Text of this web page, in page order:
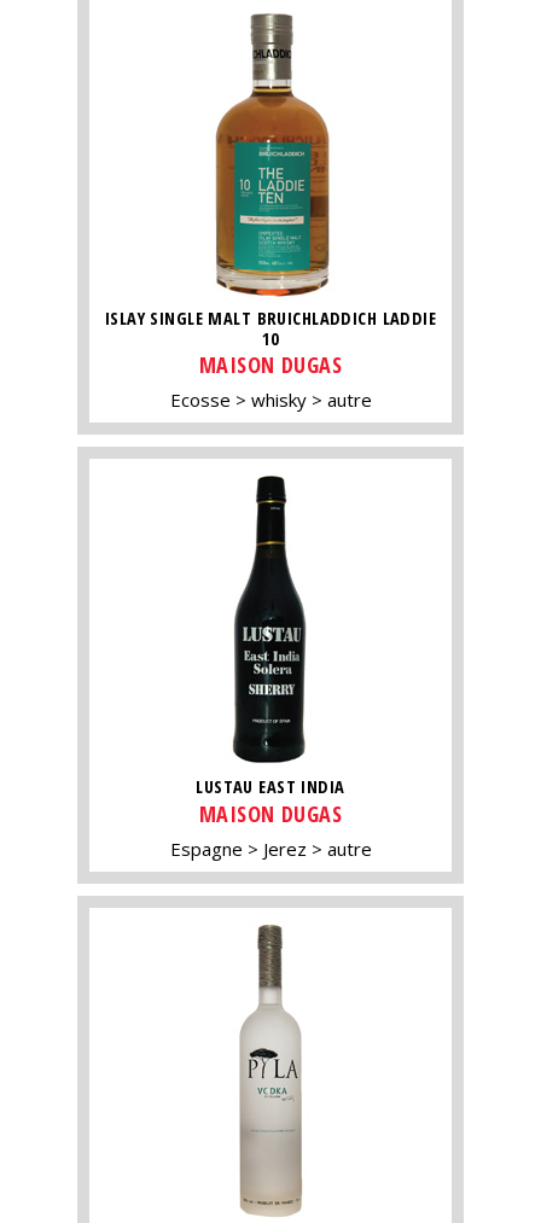
ISLAY SINGLE MALT BRUICHLADDICH LADDIE
10
MAISON DUGAS
Ecosse whisky autre
LUSTAU EAST INDIA
MAISON DUGAS
Espagne Jerez autre